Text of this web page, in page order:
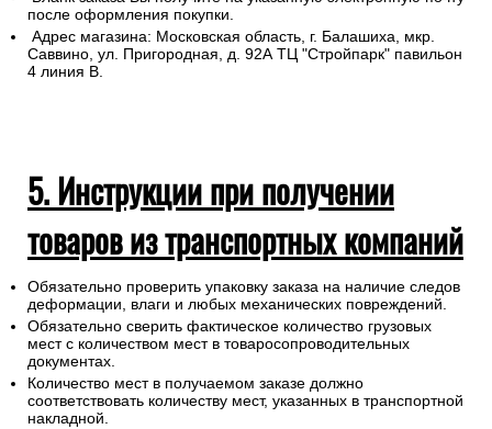
после оформления покупки.
Адрес магазина: Московская область, г. Балашиха, мкр.
Саввино, ул. Пригородная, д. 92А ТЦ "Стройпарк" павильон
4 линия В.
5. Инструкции при получении
товаров из транспортных компаний
Обязательно проверить упаковку заказа на наличие следов
деформации, влаги и любых механических повреждений.
Обязательно сверить фактическое количество грузовых
мест с количеством мест в товаросопроводительных
документах.
Количество мест в получаемом заказе должно
соответствовать количеству мест, указанных в транспортной
накладной.